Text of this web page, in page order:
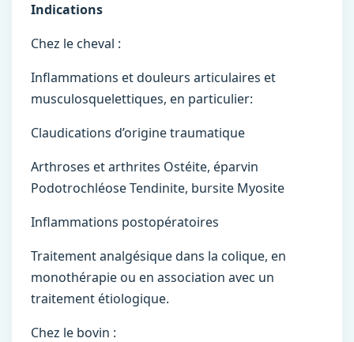
Indications
Chez le cheval :
Inflammations et douleurs articulaires et
musculosquelettiques, en particulier:
Claudications d’origine traumatique
Arthroses et arthrites Ostéite, éparvin
Podotrochléose Tendinite, bursite Myosite
Inflammations postopératoires
Traitement analgésique dans la colique, en
monothérapie ou en association avec un
traitement étiologique.
Chez le bovin :